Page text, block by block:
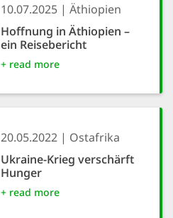
10.07.2025
Äthiopien
Hoffnung in Äthiopien –
ein Reisebericht
+ read more
20.05.2022
Ostafrika
Ukraine-Krieg verschärft
Hunger
+ read more